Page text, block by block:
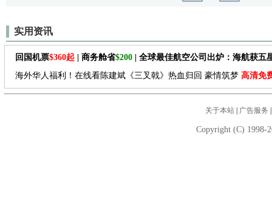
实用资讯
回国机票$360起 | 商务舱省$200 | 全球最佳航空公司出炉：海航获五
海外华人福利！在线看陈建斌《三叉戟》热血归回 豪情筑梦 高清免
关于本站| 广告服务
Copyright (C) 1998-